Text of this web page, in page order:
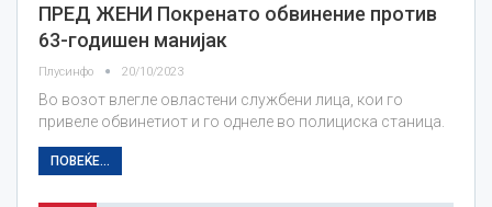
ПРЕД ЖЕНИ Покренато обвинение против
63-годишен манијак
Плусинфо 20/10/2023
Во возот влегле овластени службени лица, кои го
привеле обвинетиот и го однеле во полициска станица.
ПОВЕЌЕ...